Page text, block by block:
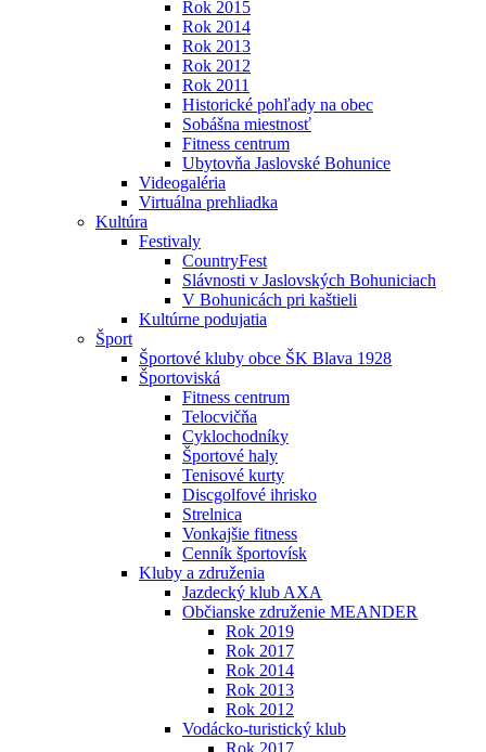
Rok 2015
Rok 2014
Rok 2013
Rok 2012
Rok 2011
Historické pohľady na obec
Sobášna miestnosť
Fitness centrum
Ubytovňa Jaslovské Bohunice
Videogaléria
Virtuálna prehliadka
Kultúra
Festivaly
CountryFest
Slávnosti v Jaslovských Bohuniciach
V Bohunicách pri kaštieli
Kultúrne podujatia
Šport
Športové kluby obce ŠK Blava 1928
Športoviská
Fitness centrum
Telocvičňa
Cyklochodníky
Športové haly
Tenisové kurty
Discgolfové ihrisko
Strelnica
Vonkajšie fitness
Cenník športovísk
Kluby a združenia
Jazdecký klub AXA
Občianske združenie MEANDER
Rok 2019
Rok 2017
Rok 2014
Rok 2013
Rok 2012
Vodácko-turistický klub
Rok 2017